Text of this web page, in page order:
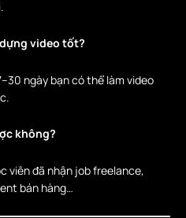
video tốt?
ngày bạn có thể làm video
không?
viên đã nhận job freelance,
bán hàng…